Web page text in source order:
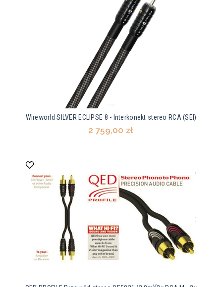
Wireworld SILVER ECLIPSE 8 - Interkonekt stereo RCA (SEI)
2 759,00 zł